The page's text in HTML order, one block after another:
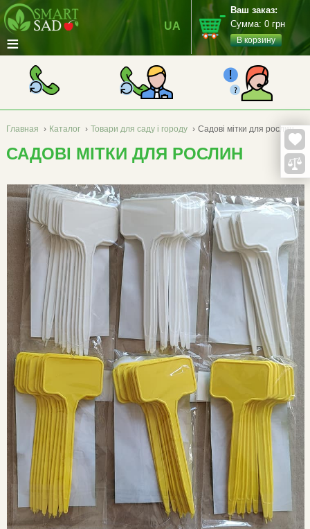
≡
UA
Ваш заказ:
Сумма: 0 грн
В корзину
Главная › Каталог › Товари для саду і городу › Садові мітки для рослин
САДОВІ МІТКИ ДЛЯ РОСЛИН